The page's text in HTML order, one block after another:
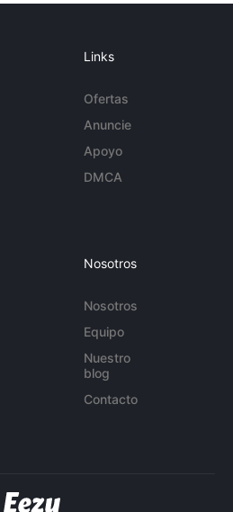
Links
Ofertas
Anuncie
Apoyo
DMCA
Nosotros
Nosotros
Equipo
Nuestro
blog
Contacto